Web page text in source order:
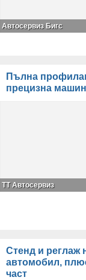
Автосервиз Бигс
Пълна
прецизна
TT Автосервиз
Стенд и реглаж
автомобил,
част